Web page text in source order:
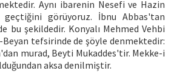
Aynı ibarenin Nesefi ve Hazin
görüyoruz. İbnu Abbas'tan
bu şekildedir. Konyalı Mehmed Vehbi
tefsirinde de şöyle denmektedir:
murad, Beyti Mukaddes'tir. Mekke-i
aksa denilmiştir.